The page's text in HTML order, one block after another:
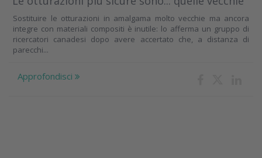
Sostituire le otturazioni in amalgama molto vecchie ma ancora
integre con materiali compositi è inutile: lo afferma un gruppo di
ricercatori canadesi dopo avere accertato che, a distanza di
parecchi...
Approfondisci